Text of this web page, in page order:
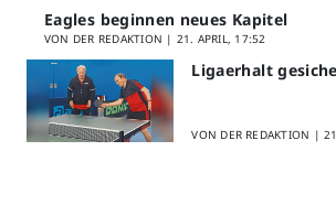
Eagles beginnen neues Kapitel
VON DER REDAKTION | 21. APRIL, 17:52
Ligaerhalt
VON DER REDAKTION |